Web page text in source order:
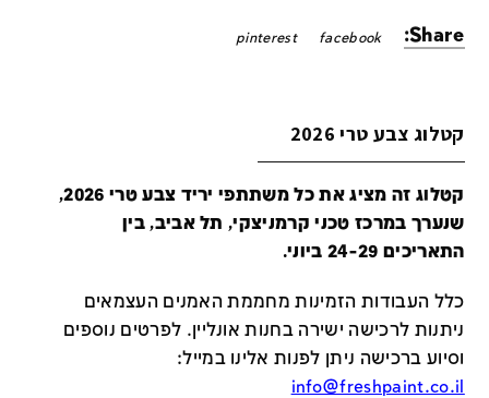
Share:
facebook
pinterest
קטלוג צבע טרי 2026
קטלוג זה מציג את כל משתתפי יריד צבע טרי 2026,
שנערך במרכז טכני קרמניצקי, תל אביב, בין
התאריכים 24-29 ביוני.
כלל העבודות הזמינות מחממת האמנים העצמאים
ניתנות לרכישה ישירה בחנות אונליין. לפרטים נוספים
וסיוע ברכישה ניתן לפנות אלינו במייל:
info@freshpaint.co.il